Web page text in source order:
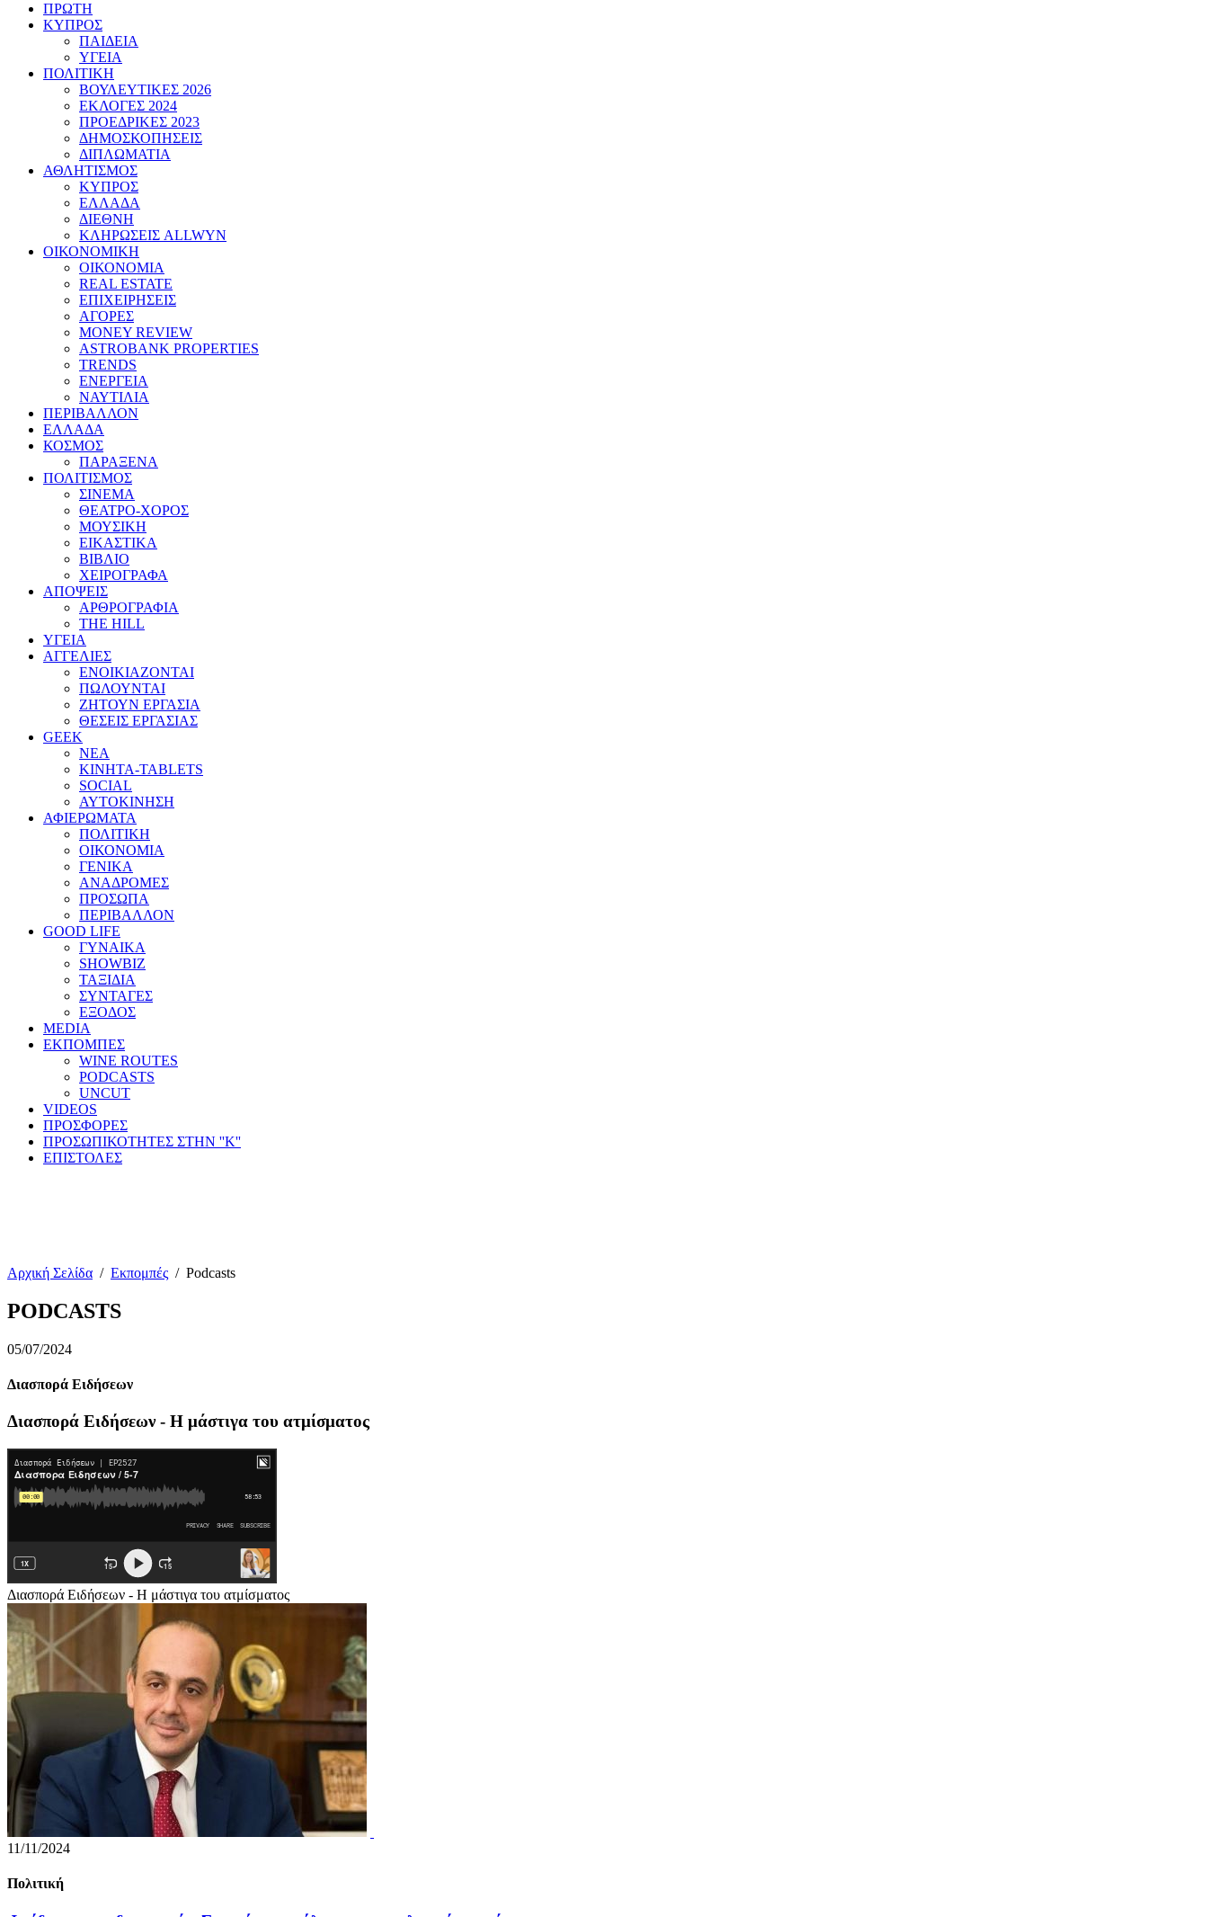
ΠΡΩΤΗ
ΚΥΠΡΟΣ
ΠΑΙΔΕΙΑ
ΥΓΕΙΑ
ΠΟΛΙΤΙΚΗ
ΒΟΥΛΕΥΤΙΚΕΣ 2026
ΕΚΛΟΓΕΣ 2024
ΠΡΟΕΔΡΙΚΕΣ 2023
ΔΗΜΟΣΚΟΠΗΣΕΙΣ
ΔΙΠΛΩΜΑΤΙΑ
ΑΘΛΗΤΙΣΜΟΣ
ΚΥΠΡΟΣ
ΕΛΛΑΔΑ
ΔΙΕΘΝΗ
ΚΛΗΡΩΣΕΙΣ ALLWYN
ΟΙΚΟΝΟΜΙΚΗ
ΟΙΚΟΝΟΜΙΑ
REAL ESTATE
ΕΠΙΧΕΙΡΗΣΕΙΣ
ΑΓΟΡΕΣ
MONEY REVIEW
ASTROBANK PROPERTIES
TRENDS
ΕΝΕΡΓΕΙΑ
ΝΑΥΤΙΛΙΑ
ΠΕΡΙΒΑΛΛΟΝ
ΕΛΛΑΔΑ
ΚΟΣΜΟΣ
ΠΑΡΑΞΕΝΑ
ΠΟΛΙΤΙΣΜΟΣ
ΣΙΝΕΜΑ
ΘΕΑΤΡΟ-ΧΟΡΟΣ
ΜΟΥΣΙΚΗ
ΕΙΚΑΣΤΙΚΑ
ΒΙΒΛΙΟ
ΧΕΙΡΟΓΡΑΦΑ
ΑΠΟΨΕΙΣ
ΑΡΘΡΟΓΡΑΦΙΑ
THE HILL
ΥΓΕΙΑ
ΑΓΓΕΛΙΕΣ
ΕΝΟΙΚΙΑΖΟΝΤΑΙ
ΠΩΛΟΥΝΤΑΙ
ΖΗΤΟΥΝ ΕΡΓΑΣΙΑ
ΘΕΣΕΙΣ ΕΡΓΑΣΙΑΣ
GEEK
ΝΕΑ
ΚΙΝΗΤΑ-TABLETS
SOCIAL
ΑΥΤΟΚΙΝΗΣΗ
ΑΦΙΕΡΩΜΑΤΑ
ΠΟΛΙΤΙΚΗ
ΟΙΚΟΝΟΜΙΑ
ΓΕΝΙΚΑ
ΑΝΑΔΡΟΜΕΣ
ΠΡΟΣΩΠΑ
ΠΕΡΙΒΑΛΛΟΝ
GOOD LIFE
ΓΥΝΑΙΚΑ
SHOWBIZ
ΤΑΞΙΔΙΑ
ΣΥΝΤΑΓΕΣ
ΕΞΟΔΟΣ
MEDIA
ΕΚΠΟΜΠΕΣ
WINE ROUTES
PODCASTS
UNCUT
VIDEOS
ΠΡΟΣΦΟΡΕΣ
ΠΡΟΣΩΠΙΚΟΤΗΤΕΣ ΣΤΗΝ ''Κ''
ΕΠΙΣΤΟΛΕΣ
Αρχική Σελίδα / Εκπομπές / Podcasts
PODCASTS
05/07/2024
Διασπορά Ειδήσεων
Διασπορά Ειδήσεων - Η μάστιγα του ατμίσματος
Διασπορά Ειδήσεων - Η μάστιγα του ατμίσματος
11/11/2024
Πολιτική